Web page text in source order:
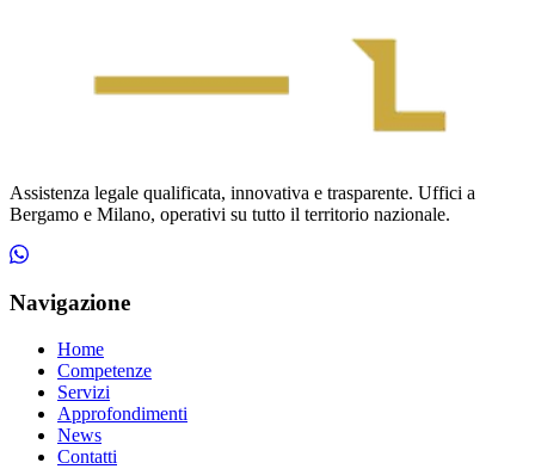
Assistenza legale qualificata, innovativa e trasparente. Uffici a
Bergamo e Milano, operativi su tutto il territorio nazionale.
Navigazione
Home
Competenze
Servizi
Approfondimenti
News
Contatti